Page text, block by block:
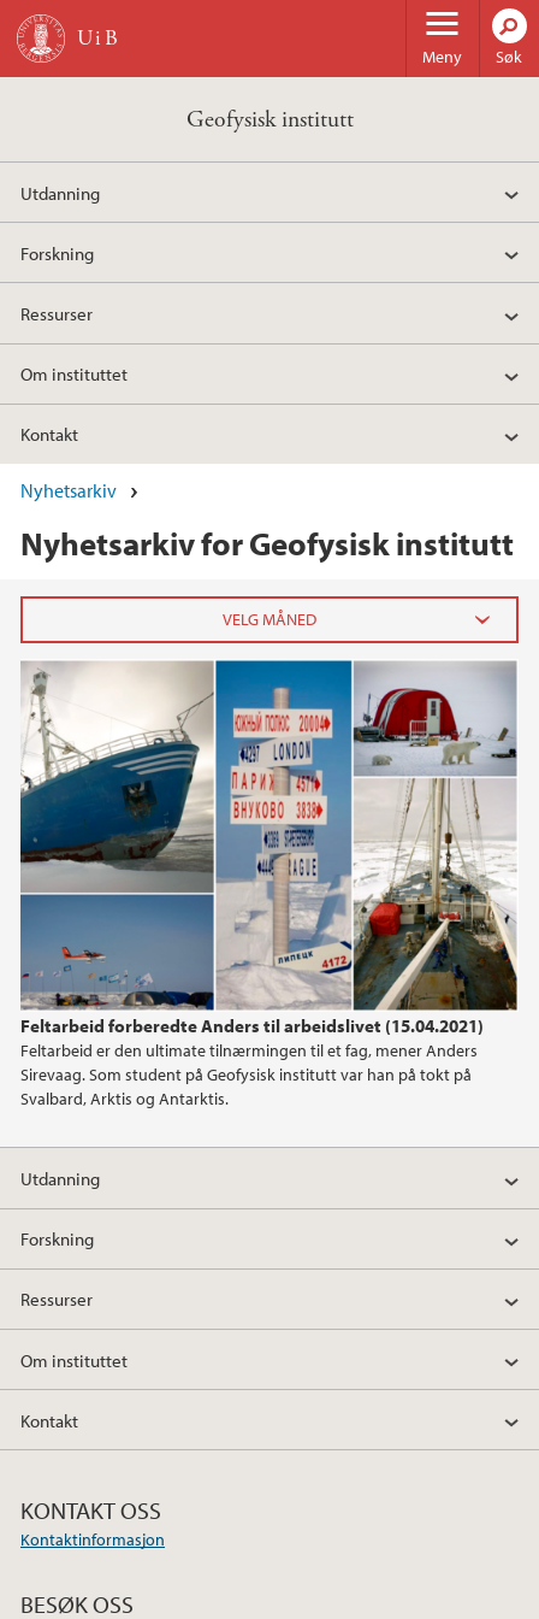
Hopp til hovedinnhold
Meny Søk
Geofysisk institutt
Utdanning
Forskning
Ressurser
Om instituttet
Kontakt
Nyhetsarkiv
Nyhetsarkiv for Geofysisk institutt
Feltarbeid forberedte Anders til arbeidslivet (15.04.2021)
Feltarbeid er den ultimate tilnærmingen til et fag, mener Anders
Sirevaag. Som student på Geofysisk institutt var han på tokt på
Svalbard, Arktis og Antarktis.
2025
desember (1)
mai (2)
april (2)
februar (2)
2024
2023
2022
2021
Utdanning
Forskning
Ressurser
Om instituttet
Kontakt
KONTAKT OSS
Kontaktinformasjon
BESØK OSS